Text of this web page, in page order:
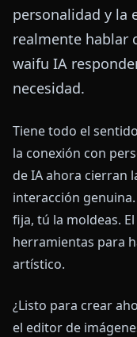
personalidad y la
realmente hablar
waifu IA
necesidad.
Tiene todo el
la conexión con
de IA ahora cierran
interacción
fija, tú la moldeas.
herramientas para
artístico.
¿Listo para crear
el editor de